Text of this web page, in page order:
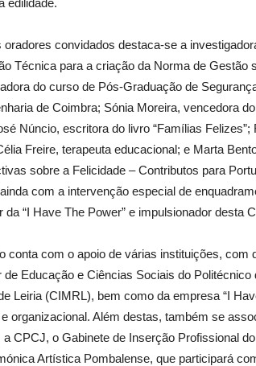
edilidade.
oradores convidados destaca-se a
Técnica para a criação da Norma de Gestão
do curso de Pós-Graduação de
de Coimbra; Sónia Moreira, vencedora
Núncio, escritora do livro “Famílias
Freire, terapeuta educacional; e Marta
sobre a Felicidade – Contributos para
com a intervenção especial de
da “I Have The Power” e impulsionador desta
conta com o apoio de várias instituições,
de Educação e Ciências Sociais do
Leiria (CIMRL), bem como da empresa “I
organizacional. Além destas, também se
a CPCJ, o Gabinete de Inserção Profissional
Artística Pombalense, que participará